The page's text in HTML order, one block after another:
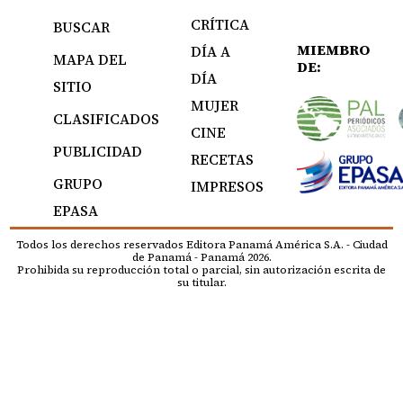
BUSCAR
MAPA DEL
SITIO
CLASIFICADOS
PUBLICIDAD
GRUPO
EPASA
CRÍTICA
DÍA A
DÍA
MUJER
CINE
RECETAS
IMPRESOS
MIEMBRO
DE:
Todos los derechos reservados Editora Panamá América S.A. - Ciudad
de Panamá - Panamá 2026.
Prohibida su reproducción total o parcial, sin autorización escrita de
su titular.